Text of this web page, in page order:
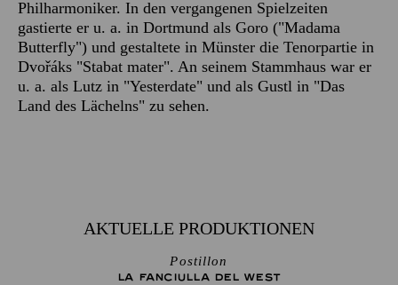
Philharmoniker. In den vergangenen Spielzeiten
gastierte er u. a. in Dortmund als Goro ("Madama
Butterfly") und gestaltete in Münster die Tenorpartie in
Dvořáks "Stabat mater". An seinem Stammhaus war er
u. a. als Lutz in "Yesterdate" und als Gustl in "Das
Land des Lächelns" zu sehen.
AKTUELLE PRODUKTIONEN
Postillon
LA FANCIULLA DEL WEST